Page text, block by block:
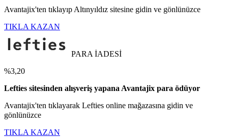
Avantajix'ten tıklayıp Altınyıldız sitesine gidin ve gönlünüzce
TIKLA KAZAN
PARA İADESİ
%3,20
Lefties sitesinden alışveriş yapana Avantajix para ödüyor
Avantajix'ten tıklayarak Lefties online mağazasına gidin ve
gönlünüzce
TIKLA KAZAN